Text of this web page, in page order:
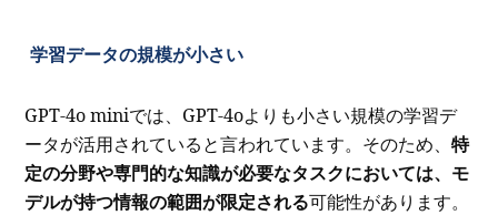
学習データの規模が小さい
GPT-4o miniでは、GPT-4oよりも小さい規模の学習デ
ータが活用されていると言われています。そのため、特
定の分野や専門的な知識が必要なタスクにおいては、モ
デルが持つ情報の範囲が限定される可能性があります。